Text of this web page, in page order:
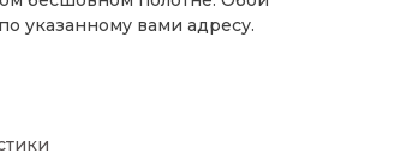
указанному вами адресу.